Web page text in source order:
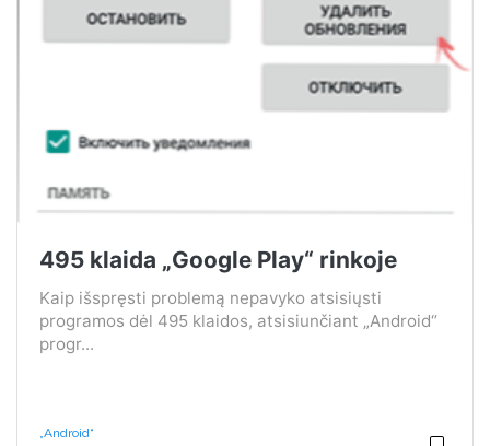
495 klaida „Google Play“ rinkoje
Kaip išspręsti problemą nepavyko atsisiųsti
programos dėl 495 klaidos, atsisiunčiant „Android“
progr...
„Android“